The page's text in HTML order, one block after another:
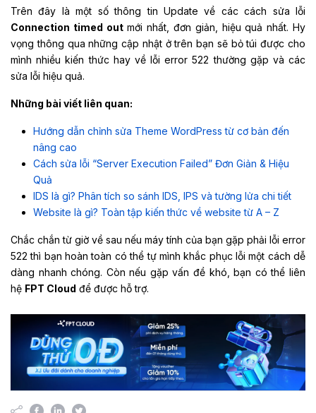
Trên đây là một số thông tin Update về các cách sửa lỗi
Connection timed outmới nhất, đơn giản, hiệu quả nhất. Hy
vọng thông qua những cập nhật ở trên bạn sẽ bỏ túi được cho
mình nhiều kiến thức hay về lỗi error 522 thường gặp và các
sửa lỗi hiệu quả.
Những bài viết liên quan:
Hướng dẫn chỉnh sửa Theme WordPress từ cơ bản đến
nâng cao
Cách sửa lỗi “Server Execution Failed” Đơn Giản & Hiệu
Quả
IDS là gì? Phân tích so sánh IDS, IPS và tường lửa chi tiết
Website là gì? Toàn tập kiến thức về website từ A – Z
Chắc chắn từ giờ về sau nếu máy tính của bạn gặp phải lỗi error
522 thì bạn hoàn toàn có thể tự mình khắc phục lỗi một cách dễ
dàng nhanh chóng. Còn nếu gặp vấn đề khó, bạn có thể liên
hệ FPT Cloud để được hỗ trợ.